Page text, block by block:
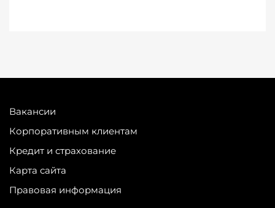
Вакансии
Корпоративным клиентам
Кредит и страхование
Карта сайта
Правовая информация